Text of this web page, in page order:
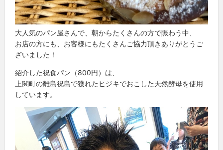
大人気のパン屋さんで、朝からたくさんの方で賑わう中、
お店の方にも、お客様にもたくさんご協力頂きありがとうご
ざいました！
紹介した祝食パン（800円）は、
上関町の離島祝島で獲れたヒジキでおこした天然酵母を使用
しています。